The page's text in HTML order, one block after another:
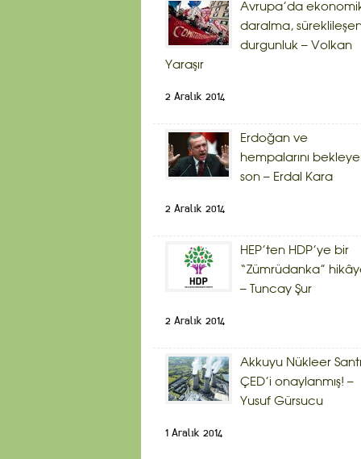
Avrupa’da
daralma,
durgunluk – Volkan
Yaraşır
2 Aralık 2014
Erdoğan ve
hempalarını
son – Erdal Kara
2 Aralık 2014
HEP’ten HDP’ye bir
“Zümrüdanka”
– Tuncay Şur
2 Aralık 2014
Akkuyu Nükleer
ÇED’i onaylanmış! –
Yusuf Gürsucu
1 Aralık 2014